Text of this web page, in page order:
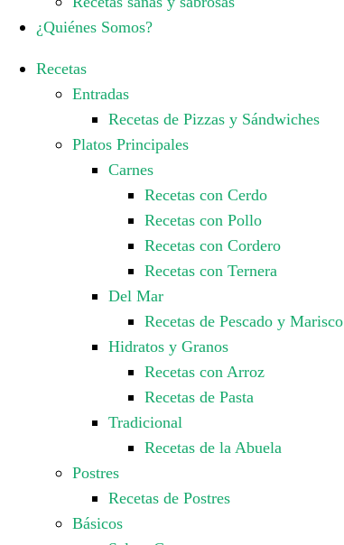
¿Quiénes Somos?
Recetas
Entradas
Recetas de Pizzas y Sándwiches
Platos Principales
Carnes
Recetas con Cerdo
Recetas con Pollo
Recetas con Cordero
Recetas con Ternera
Del Mar
Recetas de Pescado y Marisco
Hidratos y Granos
Recetas con Arroz
Recetas de Pasta
Tradicional
Recetas de la Abuela
Postres
Recetas de Postres
Básicos